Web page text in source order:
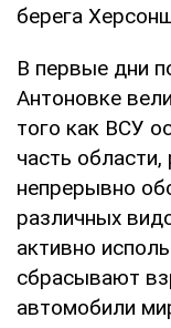
берега
В первые дни
Антоновке
того как ВСУ
часть области,
непрерывно
различных
активно
сбрасывают
автомобили